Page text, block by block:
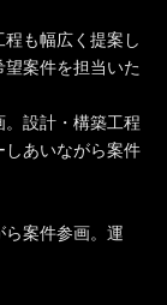
も幅広く提案し
望案件を担当いた
。設計・構築工程
しあいながら案件
ら案件参画。運